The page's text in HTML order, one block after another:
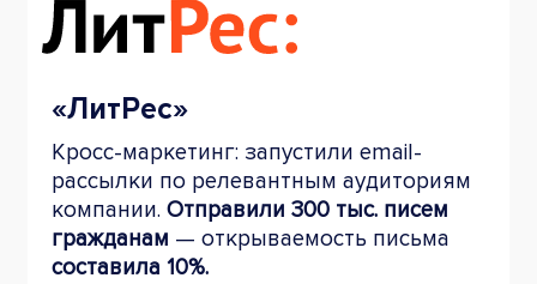
«ЛитРес»
Кросс-маркетинг: запустили email-
рассылки по релевантным аудиториям
компании. Отправили 300 тыс. писем
гражданам — открываемость письма
составила 10%.